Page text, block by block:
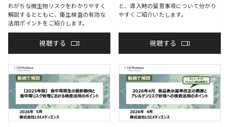
れがちな微生物リスクをわかりやすく
解説するとともに、衛生検査の有効な
活用ポイントをご紹介します。
視聴する
と、導入時の留意事項について分かり
やすくご紹介いたします。
視聴する